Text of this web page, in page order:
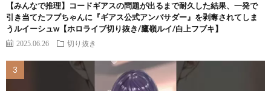
【みんなで推理】コードギアスの問題が出るまで耐久した結果、一発で
引き当てたフブちゃんに『ギアス公式アンバサダー』を剥奪されてしま
うルイーシュw【ホロライブ切り抜き/鷹嶺ルイ/白上フブキ】
2025.06.26 切り抜き